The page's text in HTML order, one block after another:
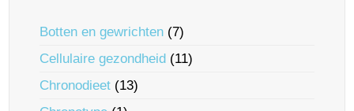
Botten en gewrichten (7)
Cellulaire gezondheid (11)
Chronodieet (13)